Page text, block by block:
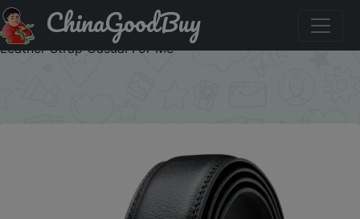
Купить: Men Belts Automatic Buckle Belt Famous Brand
Business Belt Men Top Quality PU Luxury Leather For Men
Leather Strap Casual For Me
ChinaGoodBuy